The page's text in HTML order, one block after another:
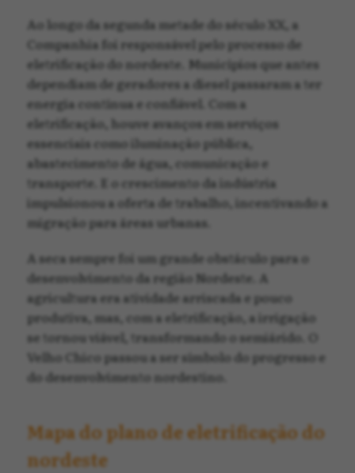
Ao longo da segunda metade do século XX, a
Companhia foi responsável pelo processo de
eletrificação do nordeste. Municípios que antes
dependiam de geradores a diesel passaram a ter
energia contínua e confiável. Com a
eletrificação, houve avanços em serviços
essenciais como iluminação pública,
abastecimento de água, comunicação e
transporte. E o crescimento da indústria
impulsionou a oferta de trabalho, incentivando a
migração para áreas urbanas.
A seca sempre foi um grande obstáculo para o
desenvolvimento da região Nordeste. A
agricultura era atividade arriscada e pouco
produtiva, mas, com a eletrificação, a irrigação
se tornou viável, transformando o semiárido. O
Velho Chico passou a ser símbolo do progresso e
do desenvolvimento nordestino.
Mapa do plano de eletrificação do
nordeste